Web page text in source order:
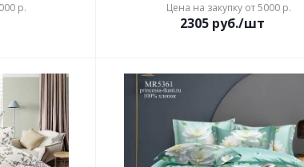
р.
Цена на закупку от 5000 р.
2305 руб./шт